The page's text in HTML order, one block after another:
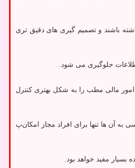
باشند و تصمیم‌ گیری‌ های دقیق ‌تری
جلوگیری می‌ شود.
مالی مطب را به شکل بهتری کنترل
به آن ‌ها تنها برای افراد مجاز امکان‌پ
بسیار مفید خواهد بود.